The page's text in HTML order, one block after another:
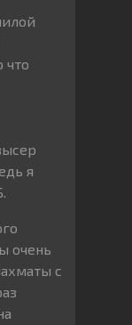
что
я
очень
с